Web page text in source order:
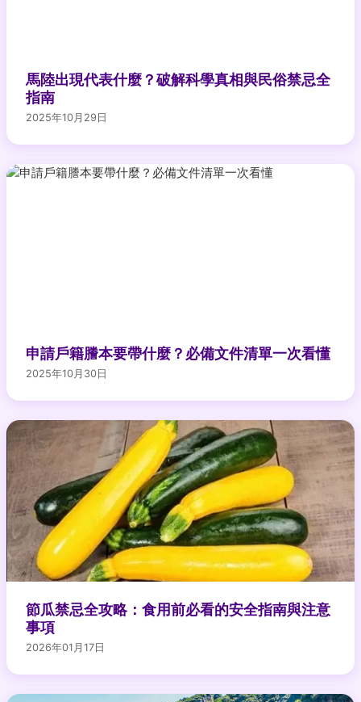
馬陸出現代表什麼？破解科學真相與民俗禁忌全
指南
2025年10月29日
申請戶籍謄本要帶什麼？必備文件清單一次看懂
2025年10月30日
節瓜禁忌全攻略：食用前必看的安全指南與注意
事項
2026年01月17日